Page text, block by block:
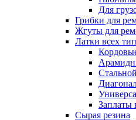
Для
Грибки для
Жгуты для
Латки всех
Заплаты
Сырая резина